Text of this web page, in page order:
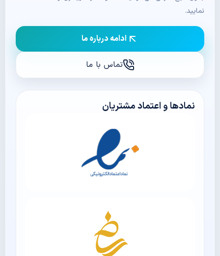
نمایید.
ادامه درباره ما
تماس با ما
نمادها و اعتماد مشتریان